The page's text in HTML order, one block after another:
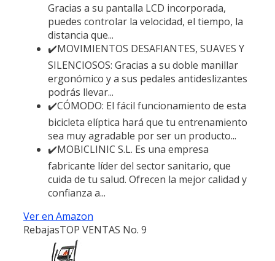
Gracias a su pantalla LCD incorporada,
puedes controlar la velocidad, el tiempo, la
distancia que...
✔️MOVIMIENTOS DESAFIANTES, SUAVES Y
SILENCIOSOS: Gracias a su doble manillar
ergonómico y a sus pedales antideslizantes
podrás llevar...
✔️CÓMODO: El fácil funcionamiento de esta
bicicleta elíptica hará que tu entrenamiento
sea muy agradable por ser un producto...
✔️MOBICLINIC S.L. Es una empresa
fabricante líder del sector sanitario, que
cuida de tu salud. Ofrecen la mejor calidad y
confianza a...
Ver en Amazon
RebajasTOP VENTAS No. 9